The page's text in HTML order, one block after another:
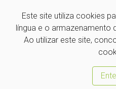
Este site utiliza cookies
língua e o armazenamento
Ao utilizar este site,